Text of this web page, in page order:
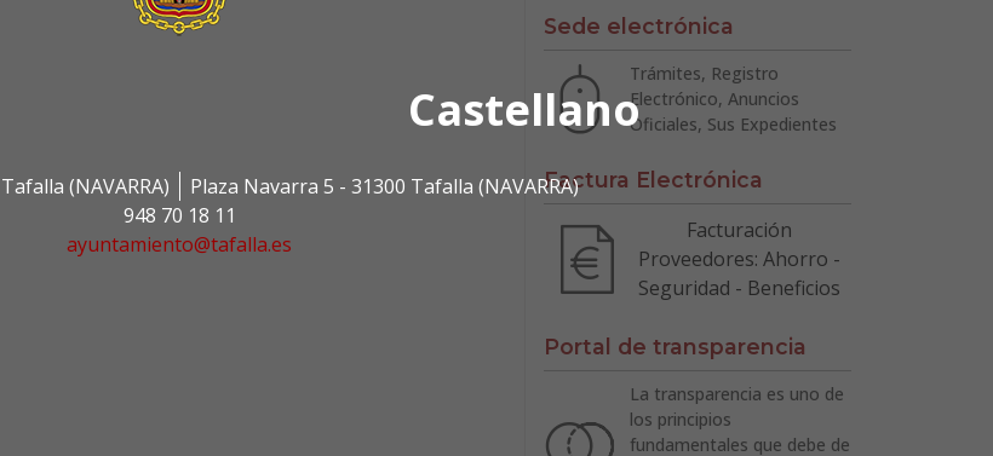
Castellano
(NAVARRA)
Plaza Navarra 5 - 31300 Tafalla (NAVARRA)
948 70 18 11
ayuntamiento@tafalla.es
Sede electrónica
Trámites, Registro
Electrónico, Anuncios
Oficiales, Sus Expedientes
Factura Electrónica
Facturación
Proveedores: Ahorro -
Seguridad - Beneficios
Portal de transparencia
La transparencia es uno de
los principios
fundamentales que debe de